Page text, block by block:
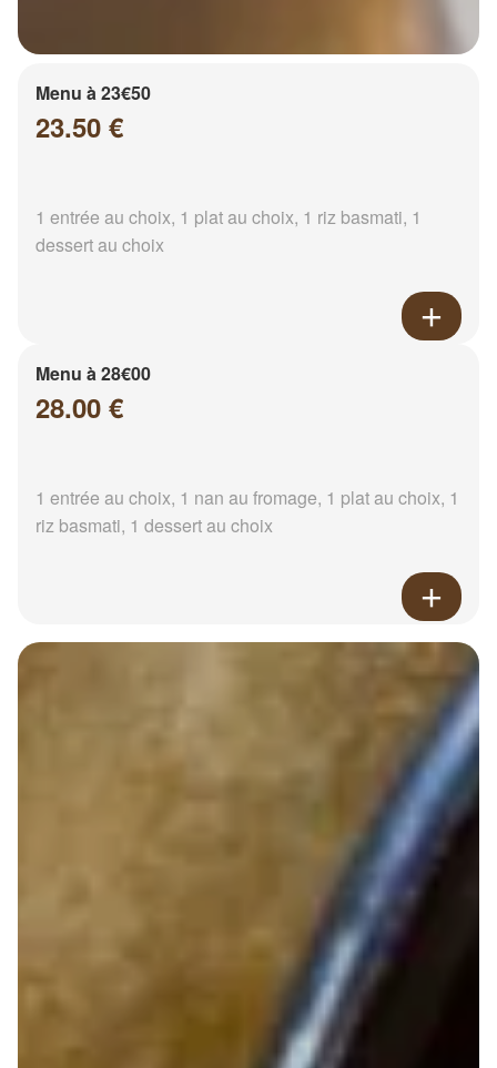
Menu à 23€50
23.50 €
1 entrée au choix, 1 plat au choix, 1 riz basmati, 1
dessert au choix
Menu à 28€00
28.00 €
1 entrée au choix, 1 nan au fromage, 1 plat au choix, 1
riz basmati, 1 dessert au choix